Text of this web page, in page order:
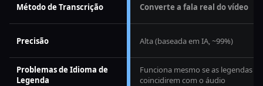
Método de Transcrição
Precisão
Problemas de Idioma de
Legenda
Converte a fala real do vídeo
Alta (baseada em IA, ~99%)
Funciona mesmo se as legendas
coincidirem com o áudio